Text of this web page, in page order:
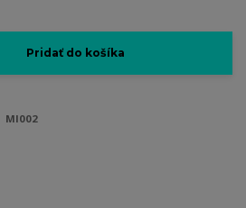
Pridať do košíka
MI002